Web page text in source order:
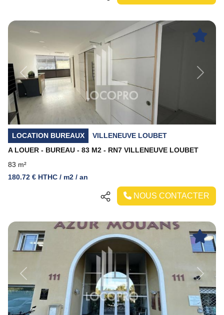
Previous Next
LOCATION BUREAUX
VILLENEUVE LOUBET
A LOUER - BUREAU - 83 M2 - RN7 VILLENEUVE LOUBET
83 m²
180.72 € HTHC / m2 / an
NOUS CONTACTER
Previous Next